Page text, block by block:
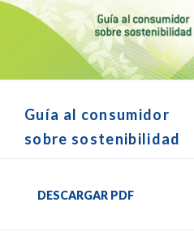
Guía al consumidor
sobre sostenibilidad
DESCARGAR PDF